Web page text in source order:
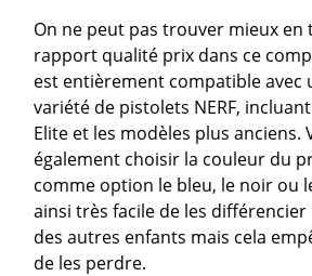
On ne peut pas trouver mieux en
rapport qualité prix dans ce
est entièrement compatible avec
variété de pistolets NERF,
Elite et les modèles plus anciens.
également choisir la couleur du
comme option le bleu, le noir ou
ainsi très facile de les
des autres enfants mais cela
de les perdre.